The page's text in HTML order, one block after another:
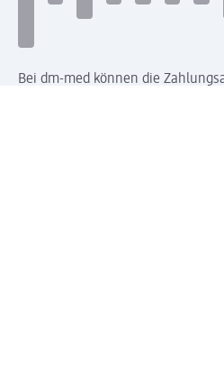
Bei dm-med können die